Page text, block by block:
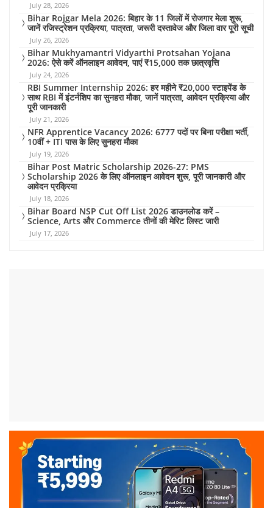
July 28, 2026
Bihar Rojgar Mela 2026: बिहार के 11 जिलों में रोजगार मेला शुरू,
जानें रजिस्ट्रेशन प्रक्रिया, पात्रता, जरूरी दस्तावेज और जिला वार पूरी सूची
July 26, 2026
Bihar Mukhyamantri Vidyarthi Protsahan Yojana
2026: ऐसे करें ऑनलाइन आवेदन, पाएं ₹15,000 तक छात्रवृत्ति
July 24, 2026
RBI Summer Internship 2026: हर महीने ₹20,000 स्टाइपेंड के
साथ RBI में इंटर्नशिप का सुनहरा मौका, जानें पात्रता, आवेदन प्रक्रिया और
पूरी जानकारी
July 21, 2026
NFR Apprentice Vacancy 2026: 6777 पदों पर बिना परीक्षा भर्ती,
10वीं + ITI पास के लिए सुनहरा मौका
July 19, 2026
Bihar Post Matric Scholarship 2026-27: PMS
Scholarship 2026 के लिए ऑनलाइन आवेदन शुरू, पूरी जानकारी और
आवेदन प्रक्रिया
July 18, 2026
Bihar Board NSP Cut Off List 2026 डाउनलोड करें –
Science, Arts और Commerce तीनों की मेरिट लिस्ट जारी
July 17, 2026